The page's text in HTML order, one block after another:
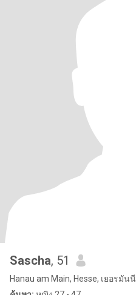
Sascha, 51
Hanau am Main, Hesse, เยอรมันนี